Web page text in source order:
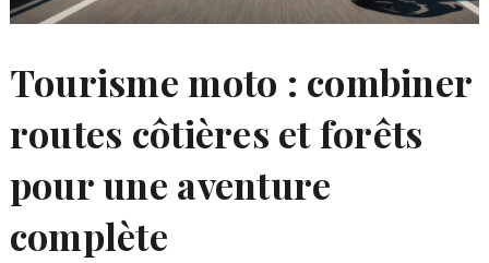
Tourisme moto : combiner
routes côtières et forêts
pour une aventure
complète